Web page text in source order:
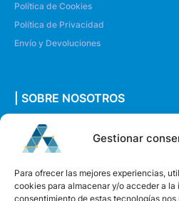
Gestionar
Para ofrecer las mejores experiencias,
cookies para almacenar y/o acceder a la
consentimiento de estas tecnologías
Política de Cookies
Política de Privacidad
Envío y Devoluciones
| SOBRE NOSOTROS
Quiénes somos
Envíanos un mensaje